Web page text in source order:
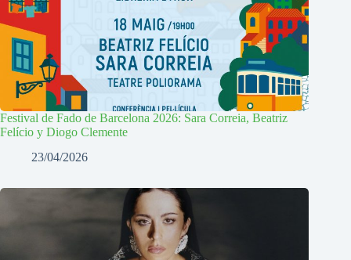
Festival de Fado de Barcelona 2026: Sara Correia, Beatriz
Felício y Diogo Clemente
23/04/2026